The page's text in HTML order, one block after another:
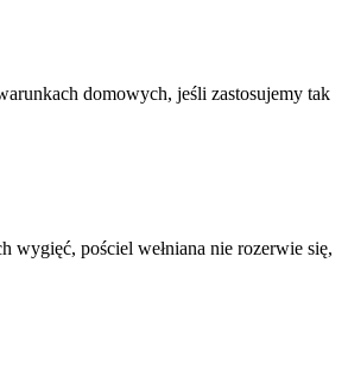
domowych, jeśli zastosujemy tak
wygięć, pościel wełniana nie rozerwie się,